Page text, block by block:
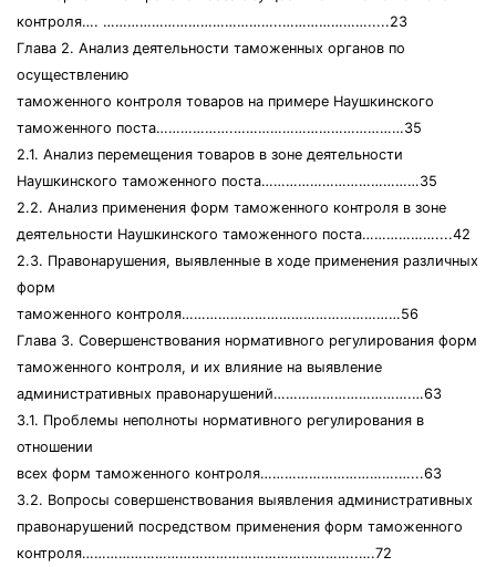
контроля…. ……………………………………..………………….....23
Глава 2. Анализ деятельности таможенных органов по
осуществлению
таможенного контроля товаров на примере Наушкинского
таможенного поста……………….……………………………………35
2.1. Анализ перемещения товаров в зоне деятельности
Наушкинского таможенного поста…………………………………35
2.2. Анализ применения форм таможенного контроля в зоне
деятельности Наушкинского таможенного поста………………....42
2.3. Правонарушения, выявленные в ходе применения различных
форм
таможенного контроля………………………………………………56
Глава 3. Совершенствования нормативного регулирования форм
таможенного контроля, и их влияние на выявление
административных правонарушений…………………………….…63
3.1. Проблемы неполноты нормативного регулирования в
отношении
всех форм таможенного контроля…………………………….…...63
3.2. Вопросы совершенствования выявления административных
правонарушений посредством применения форм таможенного
контроля…………………………………………………………..….72